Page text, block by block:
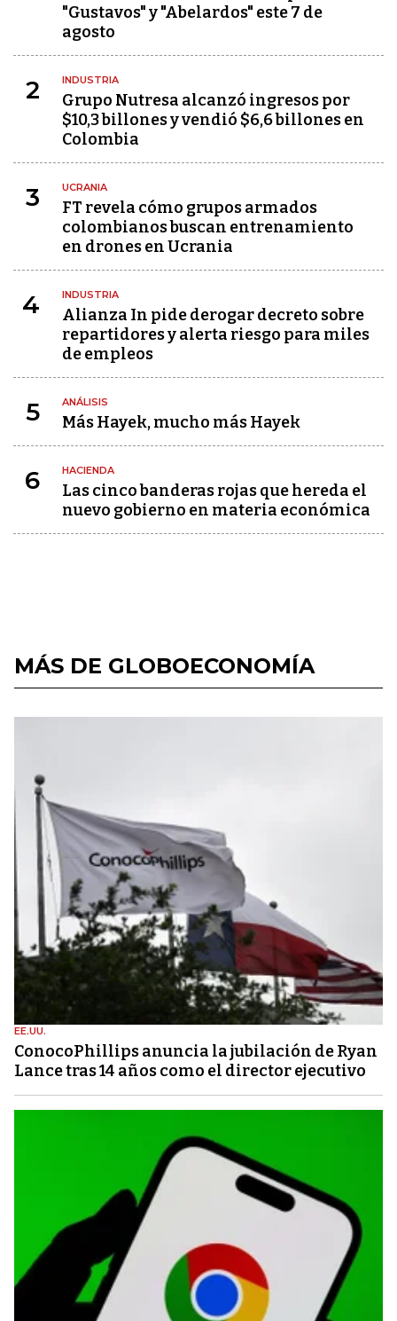
"Gustavos" y "Abelardos" este 7 de
agosto
2 INDUSTRIA
Grupo Nutresa alcanzó ingresos por
$10,3 billones y vendió $6,6 billones en
Colombia
3 UCRANIA
FT revela cómo grupos armados
colombianos buscan entrenamiento
en drones en Ucrania
4 INDUSTRIA
Alianza In pide derogar decreto sobre
repartidores y alerta riesgo para miles
de empleos
5 ANÁLISIS
Más Hayek, mucho más Hayek
6 HACIENDA
Las cinco banderas rojas que hereda el
nuevo gobierno en materia económica
MÁS DE GLOBOECONOMÍA
EE.UU.
ConocoPhillips anuncia la jubilación de Ryan
Lance tras 14 años como el director ejecutivo